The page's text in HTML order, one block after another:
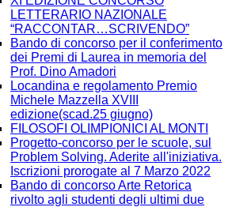
LETTERARIO NAZIONALE
“RACCONTAR…SCRIVENDO”
Bando di concorso per il conferimento
dei Premi di Laurea in memoria del
Prof. Dino Amadori
Locandina e regolamento Premio
Michele Mazzella XVIII
edizione(scad.25 giugno)
FILOSOFI OLIMPIONICI AL MONTI
Progetto-concorso per le scuole, sul
Problem Solving. Aderite all'iniziativa.
Iscrizioni prorogate al 7 Marzo 2022
Bando di concorso Arte Retorica
rivolto agli studenti degli ultimi due